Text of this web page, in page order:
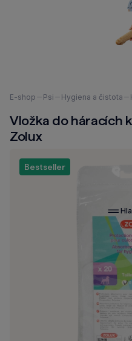
Nacházíte
zde:
E-shop Psi Hygiena a čistota
Vložka do háracích
Zolux
Bestseller